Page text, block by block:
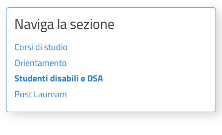
Naviga la sezione
Corsi di studio
Orientamento
Studenti disabili e DSA
Post Lauream